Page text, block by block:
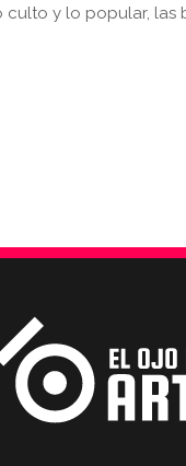
y lo popular, las